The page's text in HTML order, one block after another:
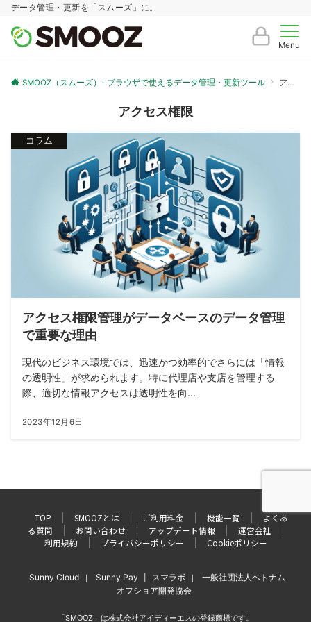
データ管理・更新を「スムーズ」に。
Menu
SMOOZ（スムーズ）- ブラウザで使えるデータ管理・更新ツール アクセス権限
アクセス権限
コラム
アクセス権限管理がデータベースのデータ管理
で重要な理由
現代のビジネス環境では、迅速かつ効率的でさらには「情報
の透明性」が求められます。特に代理店や支店を管理する
際、適切な情報アクセスは透明性を向...
2023年12月6日
TOP SMOOZとは ご利用料金 機能一覧
よくあ
る質問
お問い合わせ アップデート情報
運営会社
利用規約
プライバシーポリシー Cookieポリシー
Sunny Cloud ｜ Sunny Pay スマラボ ｜
一般社団法人ベトナム
オフショア開発協会
「SMOOZ」は株式会社アイディーエスの登録商標です。